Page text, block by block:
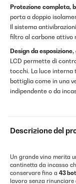
Protezione completa,
porta a doppio
Il sistema
filtro al carbone attivo
Design da
LCD permette di
tocchi. La luce interna
bottiglia come in una
indipendente o da
Descrizione del
Un grande vino merita
cantinetta da incasso
conservare fino a 43
lavoro senza